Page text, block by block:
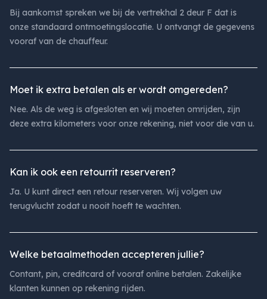
Bij aankomst spreken we bij de vertrekhal 2 deur F dat is
onze standaard ontmoetingslocatie. U ontvangt de gegevens
vooraf van de chauffeur.
Moet ik extra betalen als er wordt omgereden?
Nee. Als de weg is afgesloten en wij moeten omrijden, zijn
deze extra kilometers voor onze rekening, niet voor die van u.
Kan ik ook een retourrit reserveren?
Ja. U kunt direct een retour reserveren. Wij volgen uw
terugvlucht zodat u nooit hoeft te wachten.
Welke betaalmethoden accepteren jullie?
Contant, pin, creditcard of vooraf online betalen. Zakelijke
klanten kunnen op rekening rijden.